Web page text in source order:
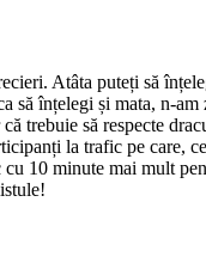
Atâta puteți să
să înțelegi și mata, n-am
trebuie să respecte
la trafic pe care,
10 minute mai mult